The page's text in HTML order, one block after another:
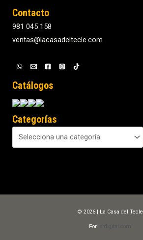
Contacto
981 045 158
ventas@lacasadeltecle.com
Catálogos
Categorías
© 2026 | La Casa del Tecle
Por